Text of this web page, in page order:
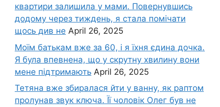
квартири залишила у мами. Повернувшись
додому через тиждень, я стала помічати
щось див не April 26, 2025
Моїм батькам вже за 60, і я їхня єдина дочка.
Я була впевнена, що у скрутну хвилину вони
мене підтримають April 26, 2025
Тетяна вже збиралася йти у ванну, як раптом
пролунав звук ключа. Її чоловік Олег був не